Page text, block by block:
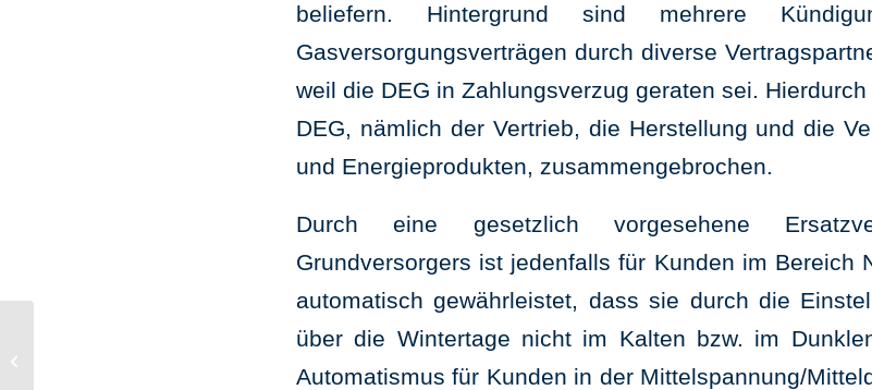
beliefern. Hintergrund sind mehrere
Gasversorgungsverträgen durch diverse
weil die DEG in Zahlungsverzug geraten sei.
DEG, nämlich der Vertrieb, die Herstellung und die
und Energieprodukten, zusammengebrochen.
Durch eine gesetzlich vorgesehene
Grundversorgers ist jedenfalls für Kunden im Bereich
automatisch gewährleistet, dass sie durch die
über die Wintertage nicht im Kalten bzw. im
Automatismus für Kunden in der Mittelspannung/